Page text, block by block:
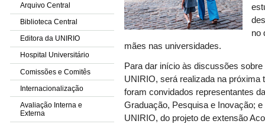
Arquivo Central
Biblioteca Central
Editora da UNIRIO
Hospital Universitário
Comissões e Comitês
Internacionalização
Avaliação Interna e
Externa
no
mães nas universidades.
Para dar início às discussões
UNIRIO, será realizada na próxima
foram convidados representantes
Graduação, Pesquisa e Inovação;
UNIRIO, do projeto de extensão